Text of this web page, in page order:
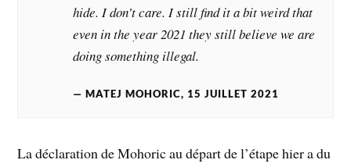
hide. I don’t care. I still find it a bit weird that
even in the year 2021 they still believe we are
doing something illegal.
MATEJ MOHORIC, 15 JUILLET 2021
La déclaration de Mohoric au départ de l’étape hier a du